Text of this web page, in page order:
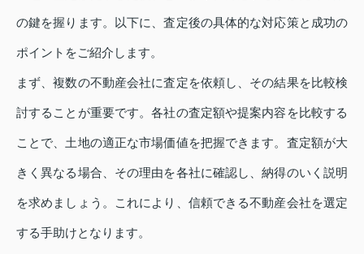
の鍵を握ります。以下に、査定後の具体的な対応策と成功の
ポイントをご紹介します。
まず、複数の不動産会社に査定を依頼し、その結果を比較検
討することが重要です。各社の査定額や提案内容を比較する
ことで、土地の適正な市場価値を把握できます。査定額が大
きく異なる場合、その理由を各社に確認し、納得のいく説明
を求めましょう。これにより、信頼できる不動産会社を選定
する手助けとなります。